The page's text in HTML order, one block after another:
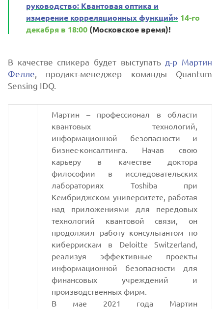
руководство: Квантовая оптика и
измерение корреляционных функций» 14-го
декабря в 18:00 (Московское время)!
В качестве спикера будет выступать д-р Мартин
Фелле , продакт-менеджер команды Quantum
Sensing IDQ.
Мартин – профессионал в области
квантовых технологий,
информационной безопасности и
бизнес-консалтинга. Начав свою
карьеру в качестве доктора
философии в исследовательских
лабораториях Toshiba при
Кембриджском университете, работая
над приложениями для передовых
технологий квантовой связи, он
продолжил работу консультантом по
киберрискам в Deloitte Switzerland,
реализуя эффективные проекты
информационной безопасности для
финансовых учреждений и
производственных фирм.
В мае 2021 года Мартин